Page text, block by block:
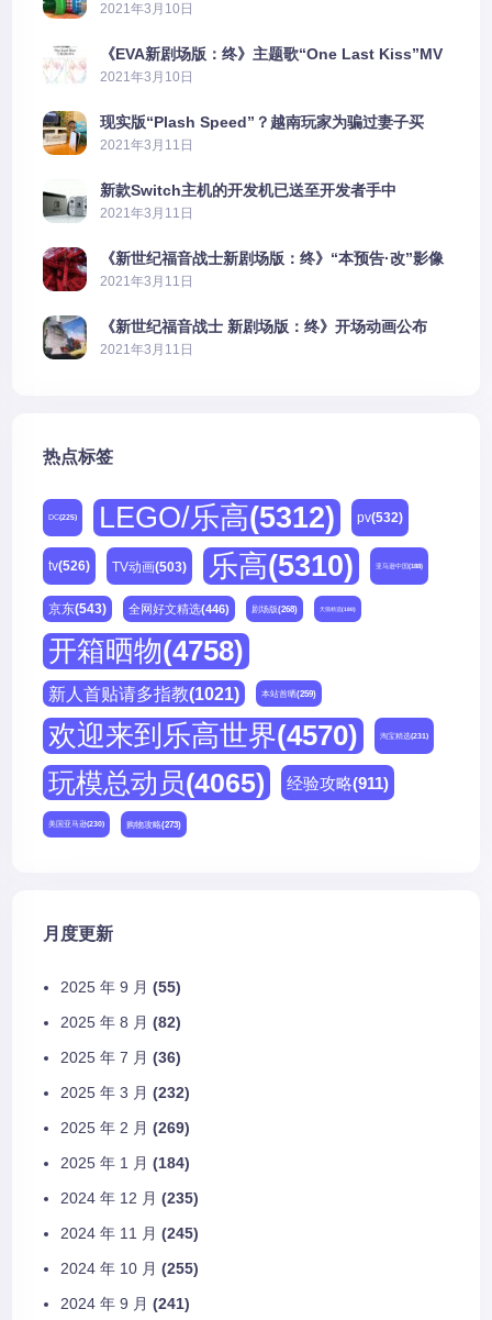
2021年3月10日
《EVA新剧场版：终》主题歌“One Last Kiss”MV
公布
2021年3月10日
现实版“Plash Speed”？越南玩家为骗过妻子买
PS5上演好戏
2021年3月11日
新款Switch主机的开发机已送至开发者手中
2021年3月11日
《新世纪福音战士新剧场版：终》“本预告·改”影像
公开
2021年3月11日
《新世纪福音战士 新剧场版：终》开场动画公布
2021年3月11日
热点标签
DC(225) LEGO/乐高(5312) pv(532)
tv(526) TV动画(503) 乐高(5310) 亚马逊中国(188)
京东(543) 全网好文精选(446) 剧场版(268) 天猫精选(180)
开箱晒物(4758)
新人首贴请多指教(1021) 本站首晒(259)
欢迎来到乐高世界(4570) 淘宝精选(231)
玩模总动员(4065) 经验攻略(911)
美国亚马逊(230) 购物攻略(273)
月度更新
2025 年 9 月 (55)
2025 年 8 月 (82)
2025 年 7 月 (36)
2025 年 3 月 (232)
2025 年 2 月 (269)
2025 年 1 月 (184)
2024 年 12 月 (235)
2024 年 11 月 (245)
2024 年 10 月 (255)
2024 年 9 月 (241)